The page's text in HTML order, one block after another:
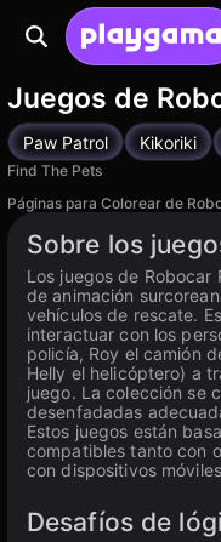
Juegos de
Paw Patrol Kikoriki
Find The Pets
Sobre los
Los juegos de Robocar
de animación
vehículos de rescate.
interactuar con los
policía, Roy el camión
Helly el helicóptero) a
juego. La colección se
desenfadadas
Estos juegos están
compatibles tanto con
con dispositivos
Desafíos de